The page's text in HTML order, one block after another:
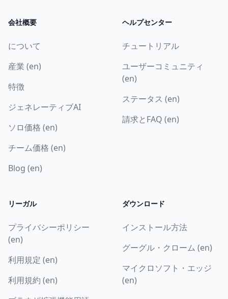
会社概要
について
産業 (en)
特徴
ジェネレーティブAI
ソロ価格 (en)
チーム価格 (en)
Blog (en)
ヘルプセンター
チュートリアル
ユーザーコミュニティ
(en)
ステータス (en)
請求とFAQ (en)
リーガル
プライバシーポリシー
(en)
利用規定 (en)
利用規約 (en)
ダウンロード
インストール方法
グーグル・クローム (en)
マイクロソフト・エッジ
(en)